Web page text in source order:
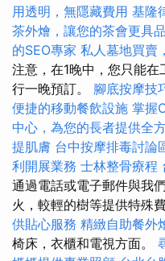
用透明，無隱藏費用 基隆
茶外燴，讓您的茶會更具
的SEO專家 私人墓地買賣
注意，在1晚中，您只能
行一晚預訂。 腳底按摩技
便捷的移動餐飲設施 掌握
中心，為您的長者提供全
提肌膚 台中按摩排毒討論
利開展業務 士林整骨療程
通過電話或電子郵件與我
火，較輕的樹等提供特殊
供貼心服務 精緻自助餐外
椅床，衣櫃和電視方面。